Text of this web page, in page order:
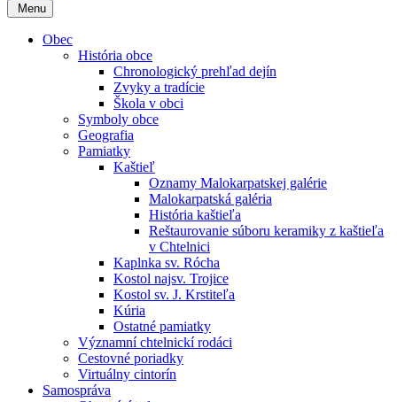
Menu
Obec
História obce
Chronologický prehľad dejín
Zvyky a tradície
Škola v obci
Symboly obce
Geografia
Pamiatky
Kaštieľ
Oznamy Malokarpatskej galérie
Malokarpatská galéria
História kaštieľa
Reštaurovanie súboru keramiky z kaštieľa
v Chtelnici
Kaplnka sv. Rócha
Kostol najsv. Trojice
Kostol sv. J. Krstiteľa
Kúria
Ostatné pamiatky
Významní chtelnickí rodáci
Cestovné poriadky
Virtuálny cintorín
Samospráva